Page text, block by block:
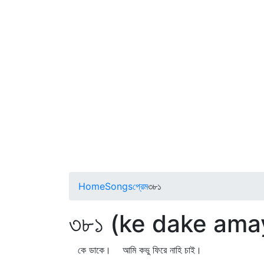
HomeSongsপ্রেম৩৮১
৩৮১ (ke dake
কে ডাকে। আমি কভু ফিরে নাহি চাই।